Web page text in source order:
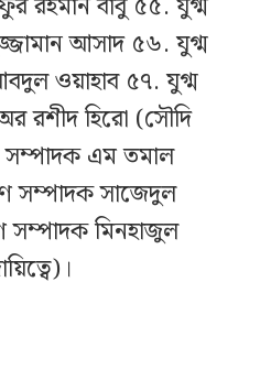
আসাদ ৫৬. যুগ্ম
ওয়াহাব ৫৭. যুগ্ম
রশীদ হিরো (সৌদি
এম তমাল
সম্পাদক সাজেদুল
সম্পাদক মিনহাজুল